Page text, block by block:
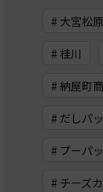
# 大宮松原
# 桂川
# 納屋町
# だしパ
# プーパ
# チーズ